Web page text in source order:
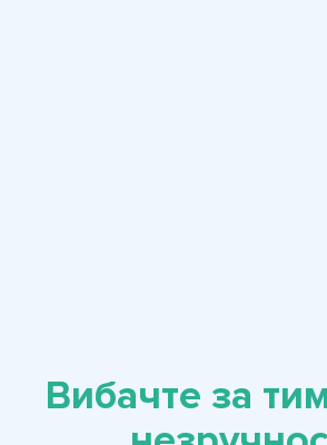
Вибачте за